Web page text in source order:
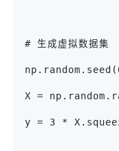
# 生成虚拟数据集
X =
y = 3 *